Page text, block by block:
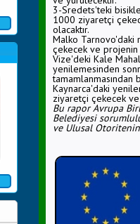
3-Sredets'teki
1000 ziyaretçi
olacaktır.
Malko Tarnovo'daki
çekecek ve projenin
Vize'deki Kale
yenilemesinden
tamamlanmasından
Kaynarca'daki
ziyaretçi çekecek ve
Bu rapor Avrupa
Belediyesi
ve Ulusal